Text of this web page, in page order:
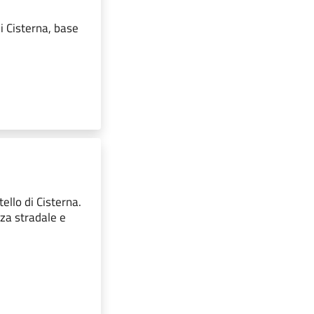
Cisterna, base
di Cisterna.
stradale e